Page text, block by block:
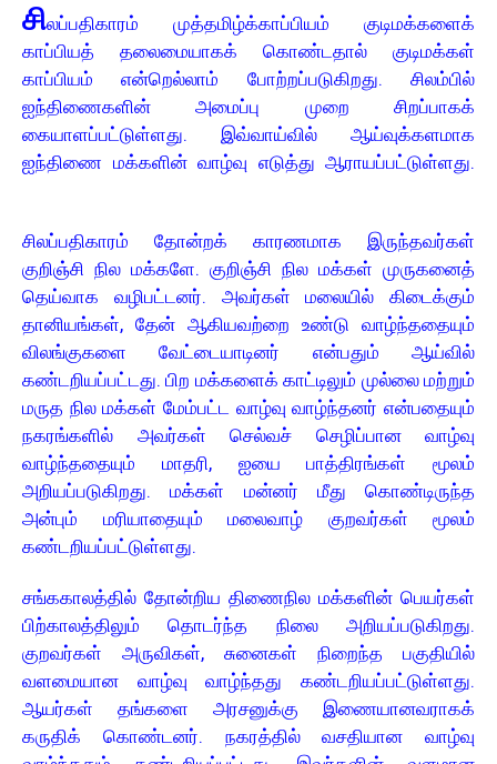
சிலப்பதிகாரம் முத்தமிழ்க்காப்பியம் குடிமக்களைக்
காப்பியத் தலைமையாகக் கொண்டதால் குடிமக்கள்
காப்பியம் என்றெல்லாம் போற்றப்படுகிறது. சிலம்பில்
ஐந்திணைகளின் அமைப்பு முறை சிறப்பாகக்
கையாளப்பட்டுள்ளது. இவ்வாய்வில் ஆய்வுக்களமாக
ஐந்திணை மக்களின் வாழ்வு எடுத்து ஆராயப்பட்டுள்ளது.
சிலப்பதிகாரம் தோன்றக் காரணமாக இருந்தவர்கள்
குறிஞ்சி நில மக்களே. குறிஞ்சி நில மக்கள் முருகனைத்
தெய்வாக வழிபட்டனர். அவர்கள் மலையில் கிடைக்கும்
தானியங்கள், தேன் ஆகியவற்றை உண்டு வாழ்ந்ததையும்
விலங்குகளை வேட்டையாடினர் என்பதும் ஆய்வில்
கண்டறியப்பட்டது. பிற மக்களைக் காட்டிலும் முல்லை மற்றும்
மருத நில மக்கள் மேம்பட்ட வாழ்வு வாழ்ந்தனர் என்பதையும்
நகரங்களில் அவர்கள் செல்வச் செழிப்பான வாழ்வு
வாழ்ந்ததையும் மாதரி, ஐயை பாத்திரங்கள் மூலம்
அறியப்படுகிறது. மக்கள் மன்னர் மீது கொண்டிருந்த
அன்பும் மரியாதையும் மலைவாழ் குறவர்கள் மூலம்
கண்டறியப்பட்டுள்ளது.
சங்ககாலத்தில் தோன்றிய திணைநில மக்களின் பெயர்கள்
பிற்காலத்திலும் தொடர்ந்த நிலை அறியப்படுகிறது.
குறவர்கள் அருவிகள், சுனைகள் நிறைந்த பகுதியில்
வளமையான வாழ்வு வாழ்ந்தது கண்டறியப்பட்டுள்ளது.
ஆயர்கள் தங்களை அரசனுக்கு இணையானவராகக்
கருதிக் கொண்டனர். நகரத்தில் வசதியான வாழ்வு